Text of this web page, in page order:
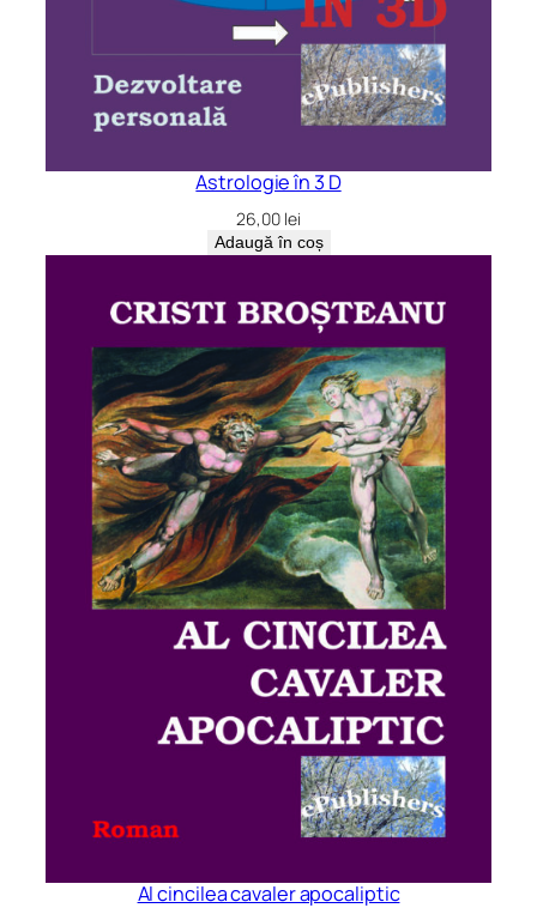
Astrologie în 3 D
26,00 lei
Adaugă în coș
Al cincilea cavaler apocaliptic